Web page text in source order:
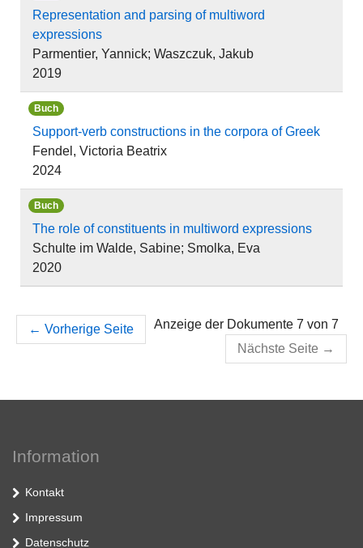
Representation and parsing of multiword
expressions
Parmentier, Yannick; Waszczuk, Jakub
2019
Buch
Support-verb constructions in the corpora of Greek
Fendel, Victoria Beatrix
2024
Buch
The role of constituents in multiword expressions
Schulte im Walde, Sabine; Smolka, Eva
2020
← Vorherige Seite
Anzeige der Dokumente 7 von 7
Nächste Seite →
Information
Kontakt
Impressum
Datenschutz